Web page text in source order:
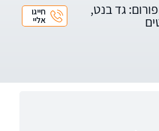
גד בנט, חייגו
אליי